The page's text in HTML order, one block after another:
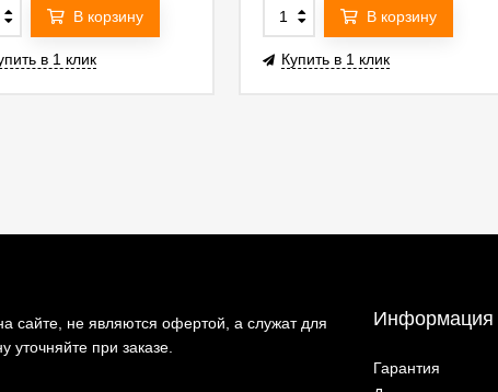
В корзину
в 1 клик
В корзину
Купить в 1 клик
не являются офертой, а служат для
уточняйте при заказе.
Информация
Гарантия